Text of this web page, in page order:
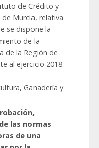
de Crédito y
de Murcia, relativa
se dispone la
de la
de la Región de
al ejercicio 2018.
Ganadería y
las normas
de una